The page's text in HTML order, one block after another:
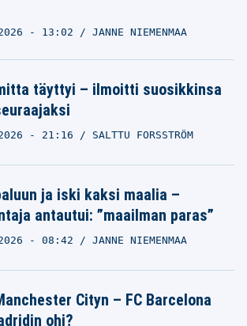
- 13:02 JANNE NIEMENMAA
täyttyi – ilmoitti suosikkinsa
- 21:16 SALTTU FORSSTRÖM
ja iski kaksi maalia –
antautui: ”maailman paras”
- 08:42 JANNE NIEMENMAA
Cityn – FC Barcelona
ohi?